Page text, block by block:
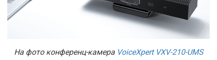
На фото конференц-камера VoiceXpert VXV-210-UMS